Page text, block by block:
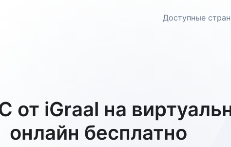
Доступные
iGraal на
онлайн бесплатно